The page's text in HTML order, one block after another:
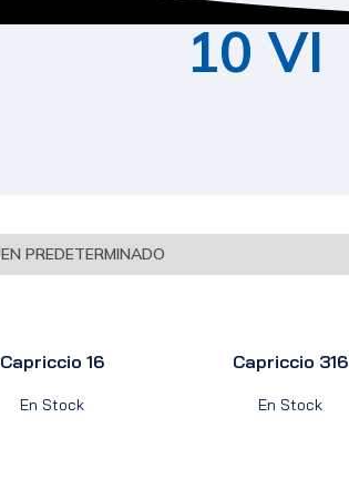
10 VI
Capriccio 16
En Stock
Capriccio 316
En Stock